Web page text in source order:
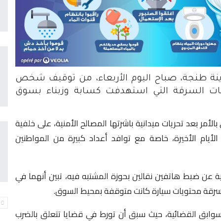
طنجة، صباح اليوم الأربعاء، من توقيف شخص
السرقة التي استهدفت كسابة وزبناء بسوق
بعد تحريات ميدانية باشرتها المصالح الأمنية، على خلفية
الأخيرة، خاصة مع توافد أعداد كبيرة من المواطنين
ضبط هاتفين نقالين بحوزة المشتبه فيه، تبين أنهما في
محتويات سيارة كانت متوقفة بمحيط السوق.
القضائية، حيث سبق أن تورط في قضايا تتعلق بالضرب